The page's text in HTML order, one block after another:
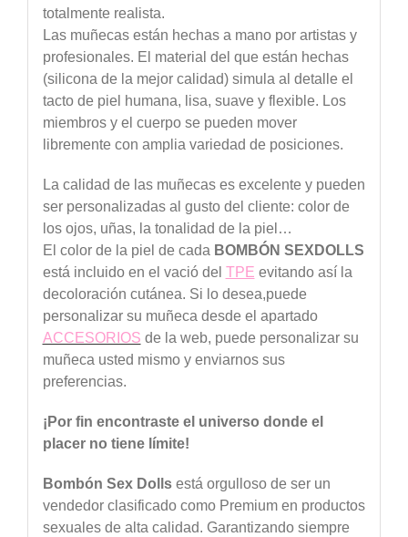
totalmente realista.
Las muñecas están hechas a mano por artistas y
profesionales. El material del que están hechas
(silicona de la mejor calidad) simula al detalle el
tacto de piel humana, lisa, suave y flexible. Los
miembros y el cuerpo se pueden mover
libremente con amplia variedad de posiciones.
La calidad de las muñecas es excelente y pueden
ser personalizadas al gusto del cliente: color de
los ojos, uñas, la tonalidad de la piel…
El color de la piel de cada BOMBÓN SEXDOLLS
está incluido en el vació del TPE evitando así la
decoloración cutánea. Si lo desea,puede
personalizar su muñeca desde el apartado
ACCESORIOS de la web, puede personalizar su
muñeca usted mismo y enviarnos sus
preferencias.
¡Por fin encontraste el universo donde el
placer no tiene límite!
Bombón Sex Dollsestá orgulloso de ser un
vendedor clasificado como Premium en productos
sexuales de alta calidad. Garantizando siempre